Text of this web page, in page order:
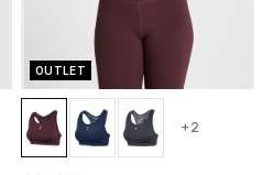
OUTLET
+2